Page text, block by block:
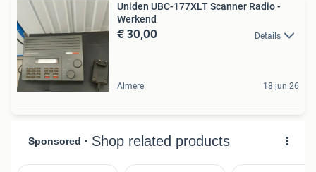
Uniden UBC-177XLT Scanner Radio -
Werkend
€ 30,00 Details
Almere 18 jun 26